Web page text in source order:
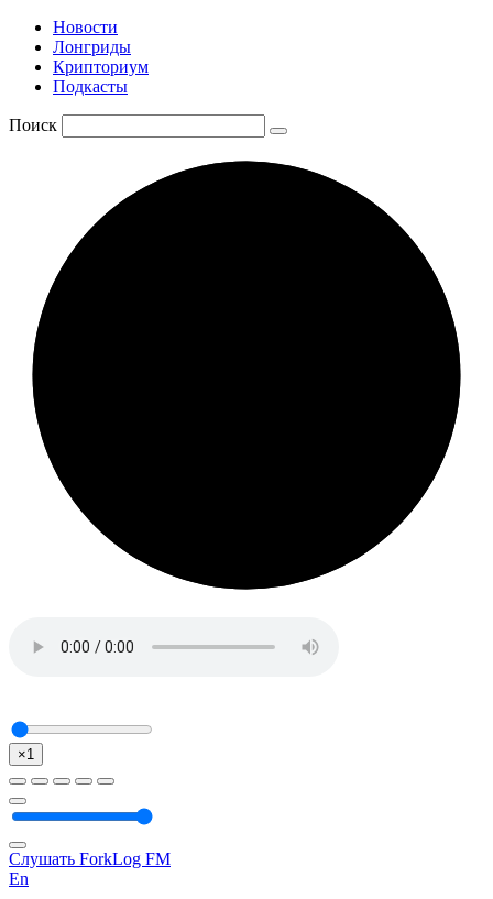
Новости
Лонгриды
Крипториум
Подкасты
Поиск
×1
Слушать ForkLog FM
En